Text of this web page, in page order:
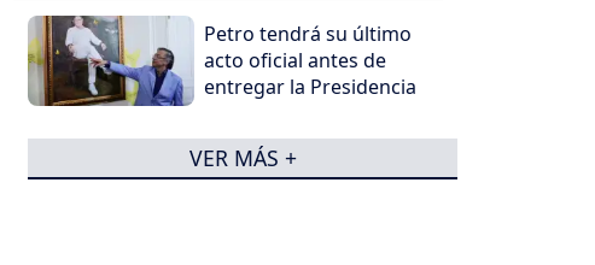
Petro tendrá su último
acto oficial antes de
entregar la Presidencia
VER MÁS +